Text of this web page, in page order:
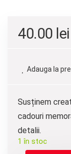
40.00 lei
Adauga la
Susținem
cadouri
detalii.
1 în stoc